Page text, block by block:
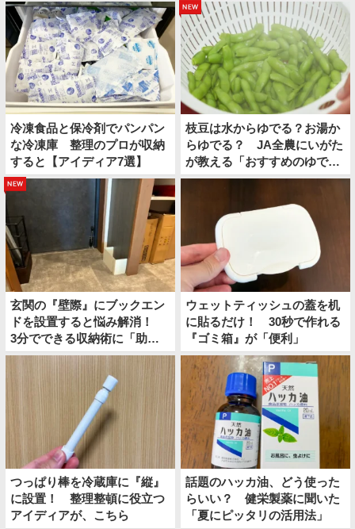
冷凍食品と保冷剤でパンパン
な冷凍庫 整理のプロが収納
すると【アイディア7選】
new
枝豆は水からゆでる？お湯か
らゆでる？ JA全農にいがた
が教える「おすすめのゆで
方」がこちら
new
玄関の『壁際』にブックエン
ドを設置すると悩み解消！
3分でできる収納術に「助か
った！」
ウェットティッシュの蓋を机
に貼るだけ！ 30秒で作れる
『ゴミ箱』が「便利」
つっぱり棒を冷蔵庫に『縦』
に設置！ 整理整頓に役立つ
アイディアが、こちら
話題のハッカ油、どう使った
らいい？ 健栄製薬に聞いた
「夏にピッタリの活用法」